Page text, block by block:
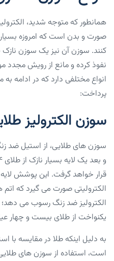
همانطور که متوجه شدید،
صورت و بدن است که امروزه
کنند. سوزن آن نیز یک سوزن نازک
نفوذ کرده و مانع از رویش مجدد
انواع مختلفی دارد که در ادامه
پرداخت:
سوزن الکترولیز
سوزن های طلایی، از استیل ضد
قرار خواهد گرفت. این پوشش لایه
الکترولیتی صورت می گیرد که
الکترولیز ضد زنگ رسوب می
یکنواخت از طلای بیست و چهار
به دلیل اینکه طلا در مقایسه با
است، استفاده از سوزن های